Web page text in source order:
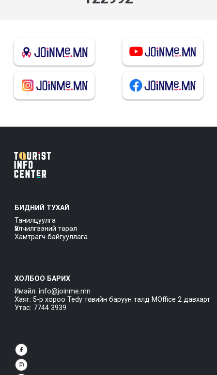
БИДНИЙ ТУХАЙ
Танилцуулга
Үйлчилгээний төрөл
Хамтрагч байгууллага
ХОЛБОО БАРИХ
Имэйл: info@joinme.mn
Хаяг: 5-р хороо Tedy төвийн баруун талд MOffice 2 давхарт
Утас: 7744 3939